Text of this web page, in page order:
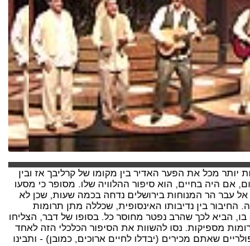
מכל את הפער האדיר בין מקומו של קרליבך אז ובין
אם היה בחיים, הוא סיפור ההלוויה שלו. מסופר כי מסעו
אל עבר הר המנוחות בירושלים נדחה בכמה שעות, שכן לא
החיבור בין נדיבותו האינסופית, שכללה מתן תרומות
בו, הביא לכך שהרב נפטר מחוסר כל. בסופו של דבר, הצליחו
מספיקות. נסו להשוות את הסיפור הכלכלי הזה לאחד
שאתם מכירים (יבדלו לחיים ארוכים, כמובן) - ותבינו